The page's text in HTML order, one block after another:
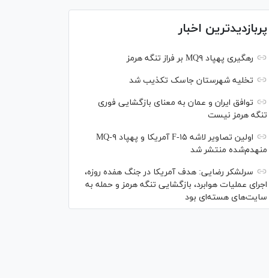
پربازدیدترین اخبار
رهگیری پهپاد MQ۹ بر فراز تنگه هرمز
تخلیه شهرستان جاسک تکذیب شد
توافق ایران و عمان به معنای بازگشایی فوری
تنگه هرمز نیست
اولین تصاویر لاشه F-۱۵ آمریکا و پهپاد MQ-۹
منهدم‌شده منتشر شد
سرلشکر رضایی: هدف آمریکا در جنگ هفده روزه،
اجرای عملیات هوابرد، بازگشایی تنگه هرمز و حمله به
سایت‌های هسته‌ای بود